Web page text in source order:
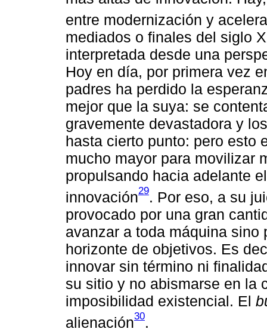
entre modernización y
mediados o finales del siglo
interpretada desde una
Hoy en día, por primera vez
padres ha perdido la
mejor que la suya: se
gravemente devastadora y
hasta cierto punto: pero esto
mucho mayor para movilizar
propulsando hacia adelante
innovación29. Por eso, a su
provocado por una gran
avanzar a toda máquina
horizonte de objetivos. Es
innovar sin término ni
su sitio y no abismarse en la
imposibilidad existencial. El
alienación30.